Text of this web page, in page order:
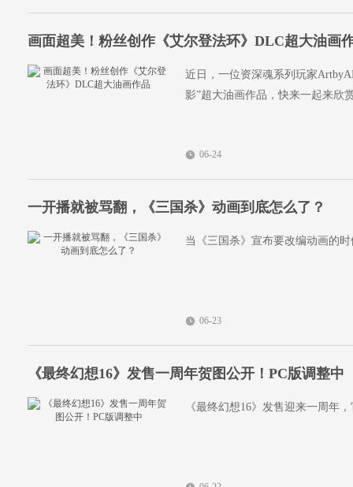
画面超美！粉丝创作《艾尔登法环》DLC超大油画
近日，一位资深魂系列玩家
影”超大油画作品，快来一起来欣
06-24
一开播就被骂翻，《三国杀》动画到底怎么了？
当《三国杀》宣布要改编动画的
06-23
《最终幻想16》发售一周年贺图公开！PC版调整中
《最终幻想16》发售迎来一周年